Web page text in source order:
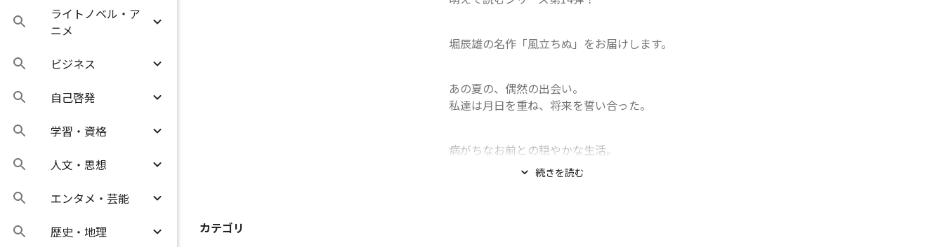
ライトノベル・ア
ニメ
ビジネス
自己啓発
学習・資格
人文・思想
エンタメ・芸能
歴史・地理
堀辰雄の名作「風立ちぬ」をお届けします。
あの夏の、偶然の出会い。
私達は月日を重ね、将来を誓い合った。
病がちなお前との穏やかな生活。
それでも、とても幸せな日々。
続きを読む
カテゴリ